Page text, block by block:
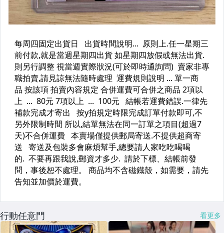
行動任意門 看更多